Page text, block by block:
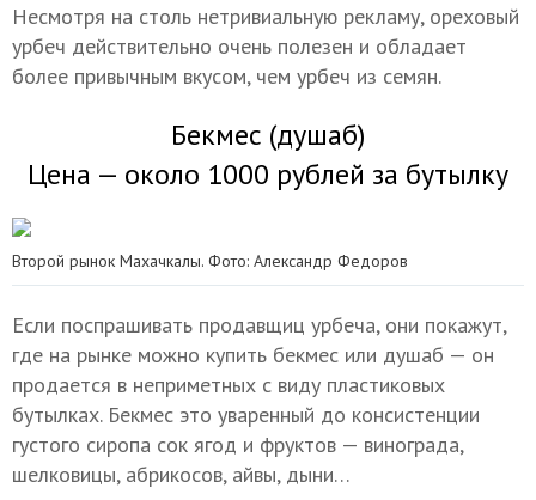
Несмотря на столь нетривиальную рекламу, ореховый
урбеч действительно очень полезен и обладает
более привычным вкусом, чем урбеч из семян.
Бекмес (душаб)
Цена — около 1000 рублей за бутылку
Второй рынок Махачкалы. Фото: Александр Федоров
Если поспрашивать продавщиц урбеча, они покажут,
где на рынке можно купить бекмес или душаб — он
продается в неприметных с виду пластиковых
бутылках. Бекмес это уваренный до консистенции
густого сиропа сок ягод и фруктов — винограда,
шелковицы, абрикосов, айвы, дыни…